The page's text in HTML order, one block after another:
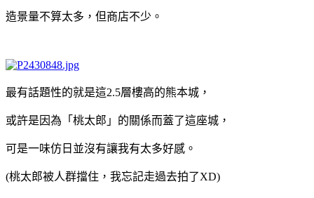
造景量不算太多，但商店不少。
最有話題性的就是這2.5層樓高的熊本城，
或許是因為「桃太郎」的關係而蓋了這座城，
可是一味仿日並沒有讓我有太多好感。
(桃太郎被人群擋住，我忘記走過去拍了XD)